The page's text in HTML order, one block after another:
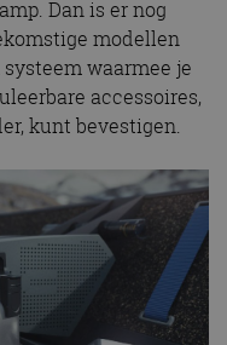
Dan is er nog
modellen
waarmee je
accessoires,
kunt bevestigen.